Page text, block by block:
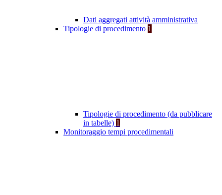
Dati aggregati attività amministrativa
Tipologie di procedimento 1
Tipologie di procedimento (da pubblicare
in tabelle) 1
Monitoraggio tempi procedimentali